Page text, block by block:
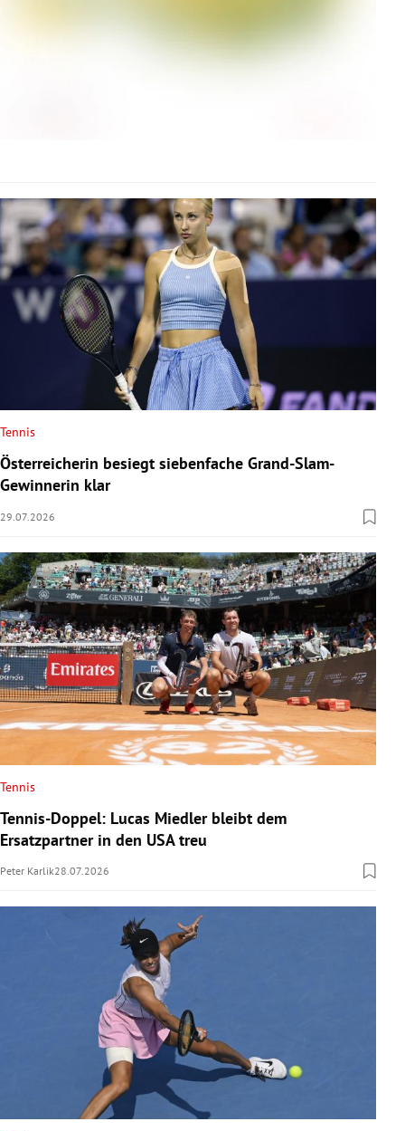
Tennis
Österreicherin besiegt siebenfache Grand-Slam-
Gewinnerin klar
29.07.2026
Tennis
Tennis-Doppel: Lucas Miedler bleibt dem
Ersatzpartner in den USA treu
Peter Karlik28.07.2026